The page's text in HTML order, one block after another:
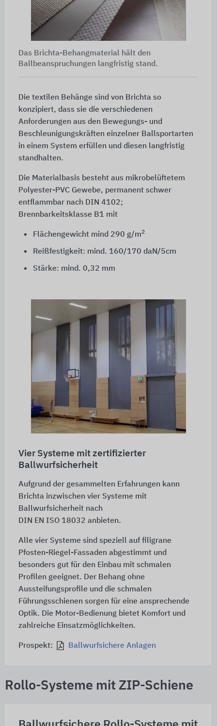
Das Brichta-Behangmaterial hält den
Ballbeanspruchungen langfristig stand.
Die textilen Behänge sind von Brichta so
konzipiert, dass sie die verschiedenen
Anforderungen aus den Bewegungs- und
Beschleunigungskräften einzelner Ballsportarten
in einem System erfüllen und diesen langfristig
standhalten.
Die Materialbasis besteht aus mikrobelüftetem
Polyester-PVC Gewebe, permanent schwer
entflammbar nach DIN 4102;
Brennbarkeitsklasse B1 mit
Flächengewicht mind 290 g/m2
Reißfestigkeit: mind. 160/170 daN/5cm
Stärke: mind. 0,32 mm
Vier Systeme mit zertifizierter
Ballwurfsicherheit
Aufgrund der gesammelten Erfahrungen kann
Brichta inzwischen vier Systeme mit
Ballwurfsicherheit nach
DIN EN ISO 18032 anbieten.
Alle vier Systeme sind speziell auf filigrane
Pfosten-Riegel-Fassaden abgestimmt und
besonders gut für den Einbau mit schmalen
Profilen geeignet. Der Behang ohne
Aussteifungsprofile und die schmalen
Führungsschienen sorgen für eine ansprechende
Optik. Die Motor-Bedienung bietet Komfort und
zahlreiche Einsatzmöglichkeiten.
Prospekt: Ballwurfsichere Anlagen
Rollo-Systeme mit ZIP-Schiene